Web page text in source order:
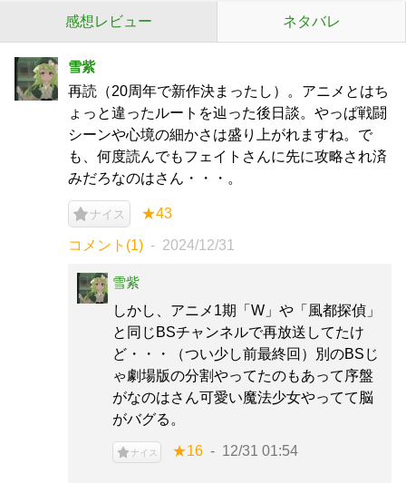
感想レビュー ネタバレ
雪紫
再読（20周年で新作決まったし）。アニメとはち
ょっと違ったルートを辿った後日談。やっぱ戦闘
シーンや心境の細かさは盛り上がれますね。で
も、何度読んでもフェイトさんに先に攻略され済
みだろなのはさん・・・。
ナイス ★43
コメント(1) 2024/12/31
雪紫
しかし、アニメ1期「W」や「風都探偵」
と同じBSチャンネルで再放送してたけ
ど・・・（つい少し前最終回）別のBSじ
ゃ劇場版の分割やってたのもあって序盤
がなのはさん可愛い魔法少女やってて脳
がバグる。
ナイス ★16 12/31 01:54